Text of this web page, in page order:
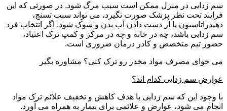
سم زدایی در منزل ممکن است سبب مرگ شود. در صورتی که این
فرایند تحت نظر پزشک صورت نگیرد، می تواند سبب تسنج،
دهیدراتاسیون یا از دست دادن آب بدن و شوک شود. اگر انتخاب فرد
سم زدایی باشد، چه در خانه و چه در مرکز و کمپ ترک اعتیاد،
حضور تیم متخصص و کادر درمان ضروری است.
می خوای مصرف مواد مخدر رو ترک کنی؟ مشاوره بگیر
عوارض سم زدایی کدام اند؟
با وجود این که سم زدایی با هدف کاهش و تخفیف علائم ترک مواد
انجام می شود، عوارض و علائمی برای بیمار به همراه می آورد.